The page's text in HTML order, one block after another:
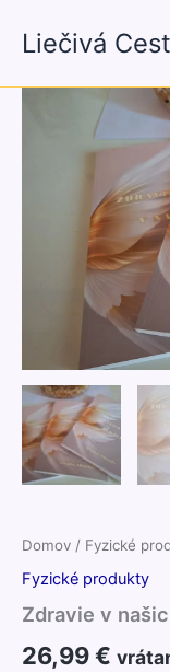
Liečivá
Domov / Fyzické
Fyzické produkty
Zdravie v
26,99€